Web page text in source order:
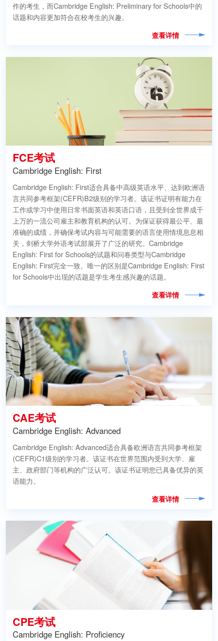
作的考生，而Cambridge English: Preliminary for Schools中的
话题和内容更加符合在校考生的兴趣。
查看详情
FCE考试
Cambridge English: First
Cambridge English: First适合具备中高级英语水平、达到欧洲语
言共同参考框架(CEFR)B2级别的学习者。该证书证明有能力在
工作或学习中使用日常书面英语和英语口语，且受到全世界成千
上万的一流公司雇主和教育机构的认可。为保证获得最公平、最
准确的成绩，并确保考试内容与可能需要的语言使用情境息息相
关，剑桥大学外语考试部展开了广泛的研究。Cambridge
English: First for Schools的试题和问卷类型与Cambridge
English: First完全一致。唯一的区别是Cambridge English: First
for Schools中出现的话题是学生考生感兴趣的话题。
查看详情
CAE考试
Cambridge English: Advanced
Cambridge English: Advanced适合具备欧洲语言共同参考框架
(CEFR)C1级别的学习者。该证书在世界范围内受到大学、雇
主、政府部门等机构的广泛认可。该证书证明您已具备优异的英
语能力。
查看详情
CPE考试
Cambridge English: Proficiency